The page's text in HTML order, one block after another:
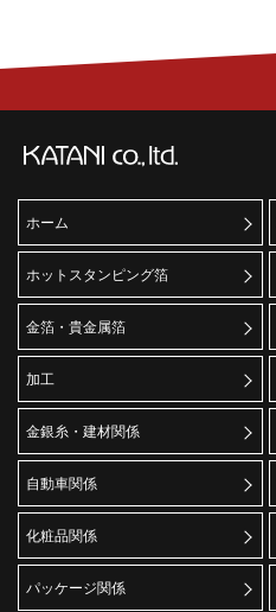
ホーム
ホットスタンピング箔
金箔・貴金属箔
加工
金銀糸・建材関係
自動車関係
化粧品関係
パッケージ関係